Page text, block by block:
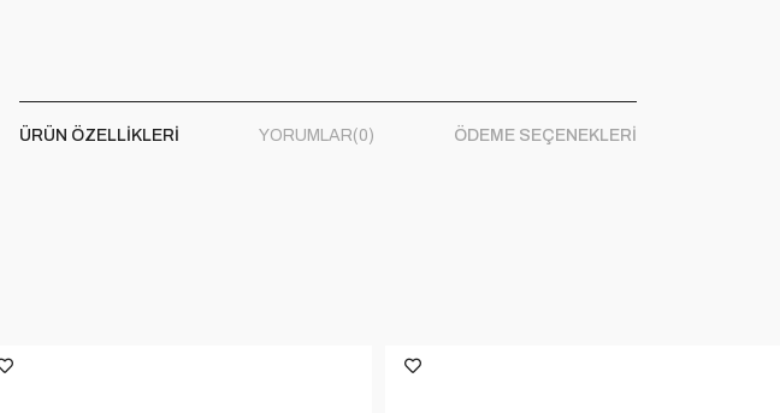
ÜRÜN ÖZELLIKLERI YORUMLAR(0) ÖDEME SEÇENEKLERI